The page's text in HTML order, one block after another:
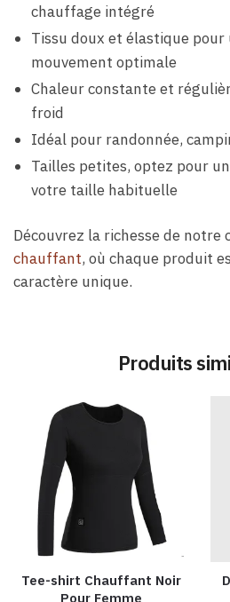
chauffage intégré
Tissu doux et élastique pour
mouvement optimale
Chaleur constante et
froid
Idéal pour randonnée,
Tailles petites, optez pour
votre taille habituelle
Découvrez la richesse de notre
chauffant, où chaque produit
caractère unique.
Produits
Tee-shirt Chauffant Noir
Pour Femme